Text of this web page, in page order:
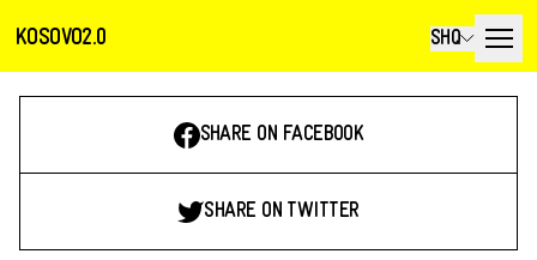
KOSOVO2.0 SHQ
SHARE ON FACEBOOK
SHARE ON TWITTER